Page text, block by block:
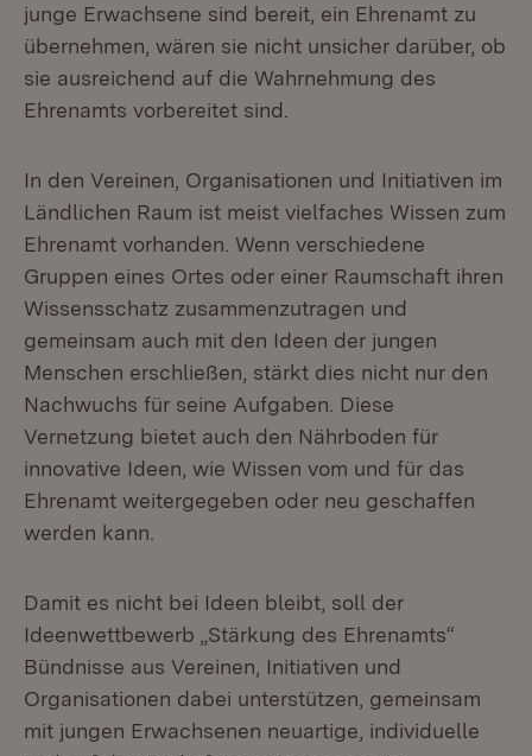
junge Erwachsene sind bereit, ein Ehrenamt zu
übernehmen, wären sie nicht unsicher darüber, ob
sie ausreichend auf die Wahrnehmung des
Ehrenamts vorbereitet sind.
In den Vereinen, Organisationen und Initiativen im
Ländlichen Raum ist meist vielfaches Wissen zum
Ehrenamt vorhanden. Wenn verschiedene
Gruppen eines Ortes oder einer Raumschaft ihren
Wissensschatz zusammenzutragen und
gemeinsam auch mit den Ideen der jungen
Menschen erschließen, stärkt dies nicht nur den
Nachwuchs für seine Aufgaben. Diese
Vernetzung bietet auch den Nährboden für
innovative Ideen, wie Wissen vom und für das
Ehrenamt weitergegeben oder neu geschaffen
werden kann.
Damit es nicht bei Ideen bleibt, soll der
Ideenwettbewerb „Stärkung des Ehrenamts“
Bündnisse aus Vereinen, Initiativen und
Organisationen dabei unterstützen, gemeinsam
mit jungen Erwachsenen neuartige, individuelle